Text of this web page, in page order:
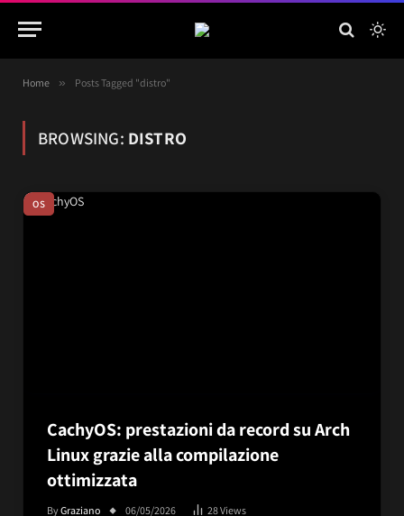
Home » Posts Tagged "distro"
BROWSING: DISTRO
OS
CachyOS: prestazioni da record su Arch
Linux grazie alla compilazione
ottimizzata
ByGraziano 06/05/2026 28Views